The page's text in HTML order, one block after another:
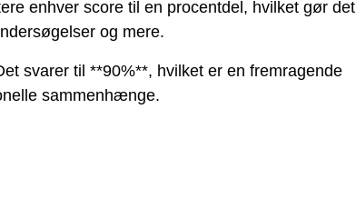
enhver score til en procentdel, hvilket gør det
og mere.
svarer til **90%**, hvilket er en fremragende
sammenhænge.